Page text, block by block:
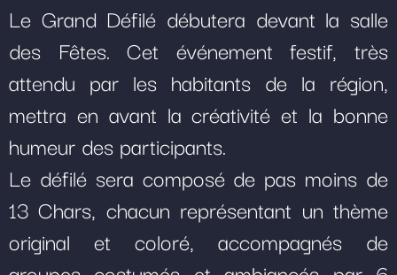
Le Grand Défilé débutera devant la salle
des Fêtes. Cet événement festif, très
attendu par les habitants de la région,
mettra en avant la créativité et la bonne
humeur des participants.
Le défilé sera composé de pas moins de
13 Chars, chacun représentant un thème
original et coloré, accompagnés de